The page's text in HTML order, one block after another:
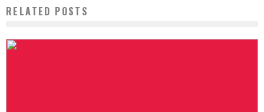
RELATED POSTS